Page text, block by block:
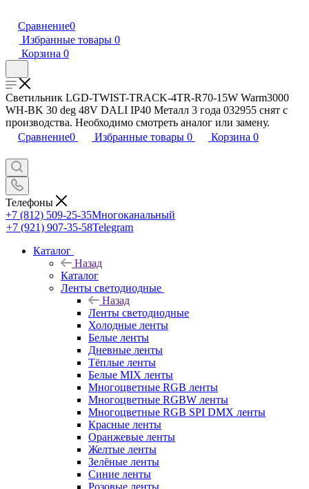
Сравнение0
Избранные товары 0
Корзина 0
Светильник LGD-TWIST-TRACK-4TR-R70-15W Warm3000
WH-BK 30 deg 48V DALI IP40 Металл 3 года 032955 снят с
производства. Необходимо смотреть аналог или замену.
Сравнение0 Избранные товары 0 Корзина 0
Телефоны
+7 (812) 509-25-35Многоканальный
+7 (921) 907-35-58Telegram
Каталог
Назад
Каталог
Ленты светодиодные
Назад
Ленты светодиодные
Холодные ленты
Белые ленты
Дневные ленты
Тёплые ленты
Белые MIX ленты
Многоцветные RGB ленты
Многоцветные RGBW ленты
Многоцветные RGB SPI DMX ленты
Красные ленты
Оранжевые ленты
Желтые ленты
Зелёные ленты
Синие ленты
Розовые ленты